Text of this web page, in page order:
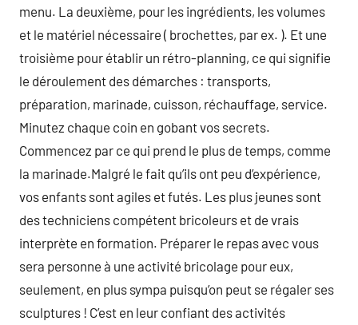
menu. La deuxième, pour les ingrédients, les volumes
et le matériel nécessaire ( brochettes, par ex. ). Et une
troisième pour établir un rétro-planning, ce qui signifie
le déroulement des démarches : transports,
préparation, marinade, cuisson, réchauffage, service.
Minutez chaque coin en gobant vos secrets.
Commencez par ce qui prend le plus de temps, comme
la marinade.Malgré le fait qu’ils ont peu d’expérience,
vos enfants sont agiles et futés. Les plus jeunes sont
des techniciens compétent bricoleurs et de vrais
interprète en formation. Préparer le repas avec vous
sera personne à une activité bricolage pour eux,
seulement, en plus sympa puisqu’on peut se régaler ses
sculptures ! C’est en leur confiant des activités